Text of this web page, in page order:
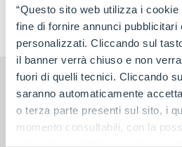
“Questo sito web utilizza i
fine di fornire annunci pubblicitari
personalizzati. Cliccando sul
il banner verrà chiuso e non
fuori di quelli tecnici. Cliccando
saranno automaticamente
o terza parte presenti sul sito, i
momento consultabili, con la
consenso prestato per ogni
Contact us to receive